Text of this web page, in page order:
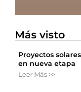
Más visto
Proyectos
en nueva etapa
Leer Más >>